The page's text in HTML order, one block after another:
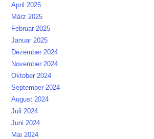
April 2025
März 2025
Februar 2025
Januar 2025
Dezember 2024
November 2024
Oktober 2024
September 2024
August 2024
Juli 2024
Juni 2024
Mai 2024